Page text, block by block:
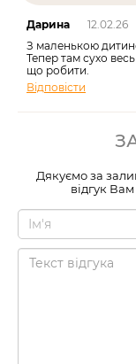
Дарина
12.02.26
З маленькою
Тепер там сухо
що робити.
Відповісти
Дякуємо за
відгук